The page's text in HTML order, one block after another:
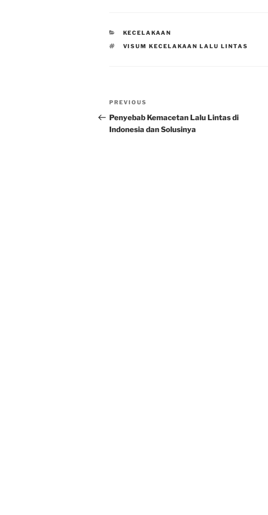
CATEGORIES
KECELAKAAN
TAGS
VISUM KECELAKAAN LALU LINTAS
Post
navigation
Previous
Post
PREVIOUS
Penyebab Kemacetan Lalu Lintas di
Indonesia dan Solusinya